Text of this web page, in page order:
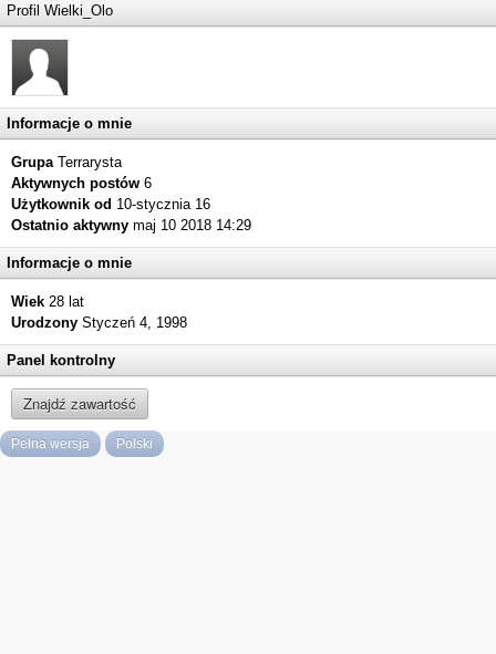
Profil Wielki_Olo
Informacje o mnie
GrupaTerrarysta
Aktywnych postów 6
Użytkownik od 10-stycznia 16
Ostatnio aktywny maj 10 2018 14:29
Informacje o mnie
Wiek 28 lat
Urodzony Styczeń 4, 1998
Panel kontrolny
Znajdź zawartość
Pełna wersja Polski